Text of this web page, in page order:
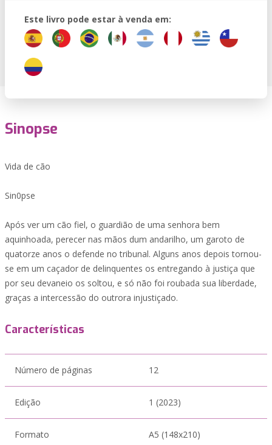
Este livro pode estar à venda em:
Sinopse
Vida de cão
Sin0pse
Após ver um cão fiel, o guardião de uma senhora bem
aquinhoada, perecer nas mãos dum andarilho, um garoto de
quatorze anos o defende no tribunal. Alguns anos depois tornou-
se em um caçador de delinquentes os entregando à justiça que
por seu devaneio os soltou, e só não foi roubada sua liberdade,
graças a intercessão do outrora injustiçado.
Características
Número de páginas 12
Edição 1 (2023)
Formato A5 (148x210)